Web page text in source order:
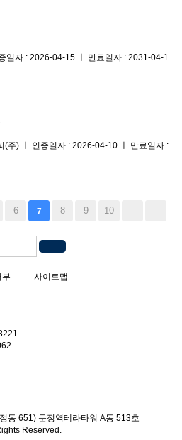
일자 : 2026-04-15 ㅣ 만료일자 : 2031-04-1
(주) ㅣ 인증일자 : 2026-04-10 ㅣ 만료일자 :
6 7 8 9 10
부 사이트맵
동 651) 문정역테라타워 A동 513호
Reserved.